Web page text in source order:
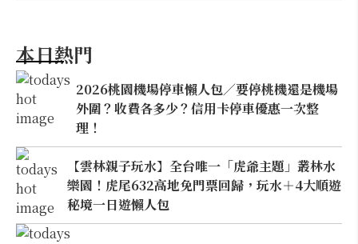
本日熱門
2026桃園機場停車懶人包／要停桃機還是機場
外圍？收費各多少？信用卡停車優惠一次整
理！
【雲林親子玩水】全台唯一「虎爺主題」叢林水
樂園！虎尾632高地免門票回歸，玩水＋4大順遊
秘境一日遊懶人包